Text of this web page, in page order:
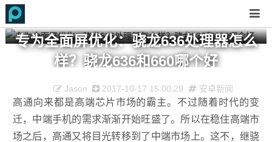
专为全面屏优化：骁龙636处理器怎么
样？骁龙636和660哪个好
Jason 2017-10-17 15:00:29 安卓新闻
高通向来都是高端芯片市场的霸主。不过随着时代的变
迁，中端手机的需求渐渐开始旺盛了。所以在稳住高端市
场之后，高通又将目光转移到了中端市场上。这不，继骁